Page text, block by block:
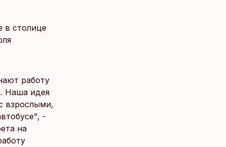
в столице
работу
Наша идея
взрослыми,
-
на